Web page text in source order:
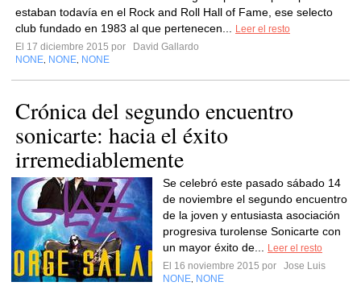
estaban todavía en el Rock and Roll Hall of Fame, ese selecto
club fundado en 1983 al que pertenecen...
Leer el resto
El 17 diciembre 2015 por
David Gallardo
NONE NONE NONE
Crónica del segundo encuentro
sonicarte: hacia el éxito
irremediablemente
Se celebró este pasado sábado 14
de noviembre el segundo encuentro
de la joven y entusiasta asociación
progresiva turolense Sonicarte con
un mayor éxito de...
Leer el resto
El 16 noviembre 2015 por
Jose Luis
NONE NONE